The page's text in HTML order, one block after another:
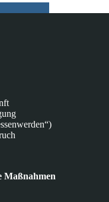
Maßnahmen